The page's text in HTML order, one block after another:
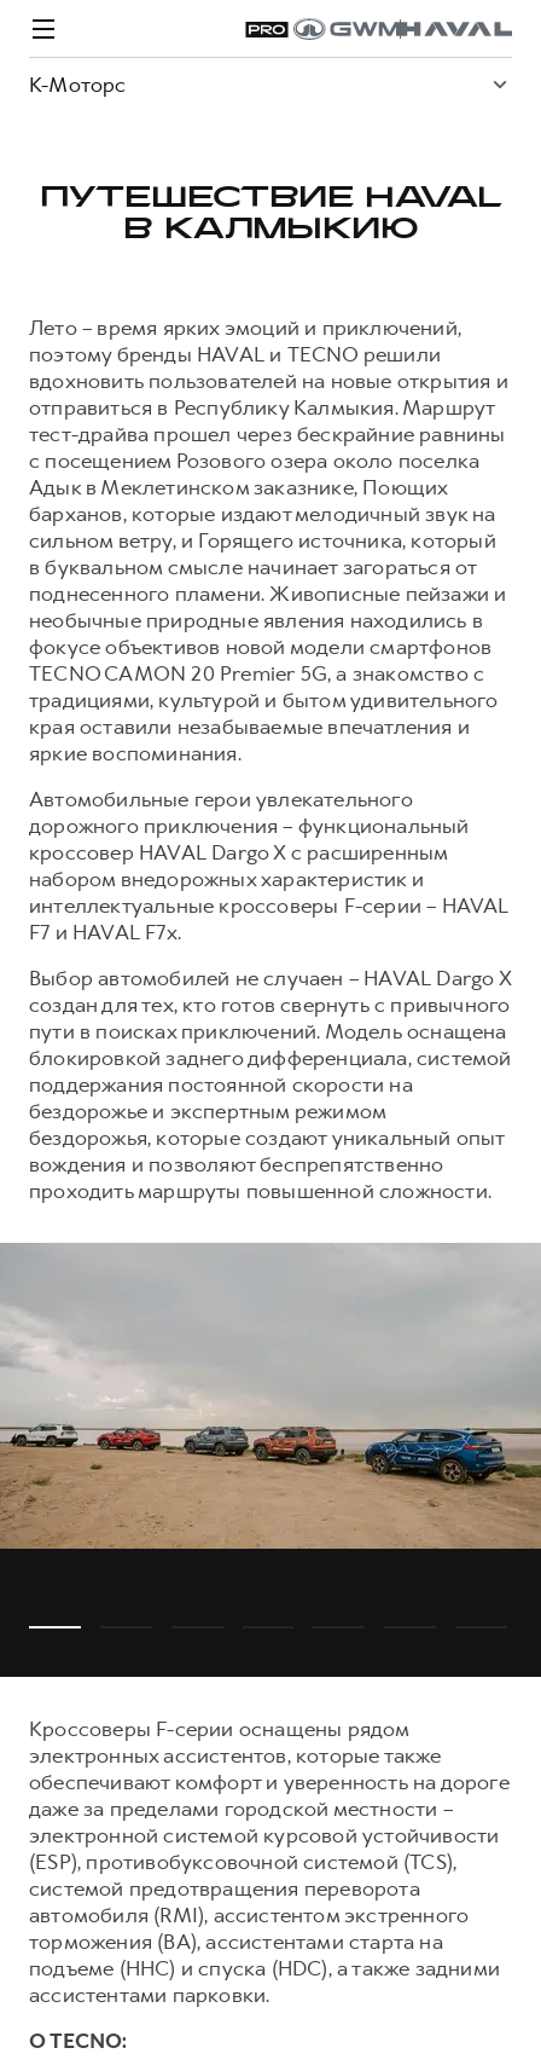
К-Моторс
H3
от 2 499 000 ₽
H5
от 4 049 000 ₽
H7
от 3 799 000 ₽
H9
от 4 799 000 ₽
ВЫБОР И ПОКУПКА
Автомобили в наличии
Конфигуратор HAVAL
Аксессуары HAVAL
Каталоги и прайс-листы
Программа «HAVAL Защита+»
Тест-драйв
Трейд-ин
КРЕДИТ И СТРАХОВАНИЕ
Кредитный калькулятор
Кредит
КОРПОРАТИВНЫМ КЛИЕНТАМ
Для малого бизнеса
Корпоративным клиентам
Крупным корпоративным клиентам
Система управления автопарком
Сервис для корпоративных клиентов
HAVAL Лизинг
АКСЕССУАРЫ HAVAL
Автомобильные аксессуары
Коллекция Базовая
Коллекция Детская
СЕРВИС
Все о сервисе
Запись на сервис
Моторное масло
Стоимость ТО
СЕРВИСНОЕ ОБСЛУЖИВАНИЕ
Нулевое ТО
Программа «Помощь на дороге»
Регламенты технического обслуживания
Электронный ПТС
ПОДДЕРЖКА
GWM Безопасность
Гарантия HAVAL
Мобильное приложение GWM
Программа «HAVAL Защита+»
Руководства по эксплуатации
Подписки
АКСЕССУАРЫ HAVAL
Автомобильные аксессуары
Коллекция PRO
Коллекция Базовая
СПЕЦПРЕДЛОЖЕНИЯ
Покупателям
Владельцам
БРЕНД HAVAL
О бренде
Новости
О GWM
ИНФОРМАЦИЯ О ДИЛЕРЕ
О дилере
Наша команда
Контакты
ПУТЕШЕСТВИЕ HAVAL
В КАЛМЫКИЮ
Лето – время ярких эмоций и приключений,
поэтому бренды HAVAL и TECNO решили
вдохновить пользователей на новые открытия и
отправиться в Республику Калмыкия. Маршрут
тест-драйва прошел через бескрайние равнины
с посещением Розового озера около поселка
Адык в Меклетинском заказнике, Поющих
барханов, которые издают мелодичный звук на
сильном ветру, и Горящего источника, который
в буквальном смысле начинает загораться от
поднесенного пламени. Живописные пейзажи и
необычные природные явления находились в
фокусе объективов новой модели смартфонов
TECNO CAMON 20 Premier 5G, а знакомство с
традициями, культурой и бытом удивительного
края оставили незабываемые впечатления и
яркие воспоминания.
Автомобильные герои увлекательного
дорожного приключения – функциональный
кроссовер HAVAL Dargo X с расширенным
набором внедорожных характеристик и
интеллектуальные кроссоверы F-серии – HAVAL
F7 и HAVAL F7x.
Выбор автомобилей не случаен – HAVAL Dargo X
создан для тех, кто готов свернуть с привычного
пути в поисках приключений. Модель оснащена
блокировкой заднего дифференциала, системой
поддержания постоянной скорости на
бездорожье и экспертным режимом
бездорожья, которые создают уникальный опыт
вождения и позволяют беспрепятственно
проходить маршруты повышенной сложности.
Кроссоверы F-серии оснащены рядом
электронных ассистентов, которые также
обеспечивают комфорт и уверенность на дороге
даже за пределами городской местности –
электронной системой курсовой устойчивости
(ESP), противобуксовочной системой (TCS),
системой предотвращения переворота
автомобиля (RMI), ассистентом экстренного
торможения (ВА), ассистентами старта на
подъеме (ННС) и спуска (HDC), а также задними
ассистентами парковки.
О TECNO: